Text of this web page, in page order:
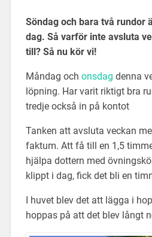
Söndag och bara två rundor
dag. Så varför inte avsluta
till? Så nu kör vi!
Måndag och onsdag denna
löpning. Har varit riktigt bra
tredje också in på kontot
Tanken att avsluta veckan
faktum. Att få till en 1,5
hjälpa dottern med
klippt i dag, fick det bli en
I huvet blev det att lägga i
hoppas på att det blev långt